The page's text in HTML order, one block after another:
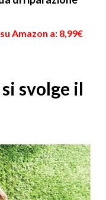
Amazon a: 8,99€
svolge il